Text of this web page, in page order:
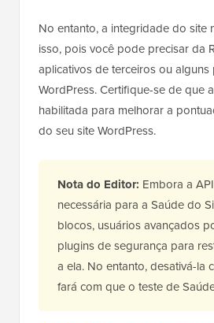
No entanto, a integridade do site
isso, pois você pode precisar da
aplicativos de terceiros ou alguns
WordPress. Certifique-se de que
habilitada para melhorar a
do seu site WordPress.
Nota do Editor: Embora a
necessária para a Saúde do
blocos, usuários avançados
plugins de segurança para
a ela. No entanto, desativá-la
fará com que o teste de